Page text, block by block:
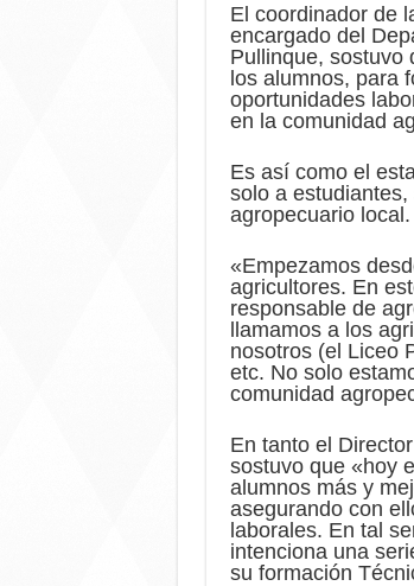
El coordinador de
encargado del
Pullinque, sostuvo
los alumnos, para
oportunidades
en la comunidad
Es así como el
solo a
agropecuario local.
«Empezamos
agricultores. En
responsable de
llamamos a los
nosotros (el Liceo
etc. No solo
comunidad
En tanto el
sostuvo que «hoy
alumnos más y
asegurando con
laborales. En tal
intenciona una
su formación